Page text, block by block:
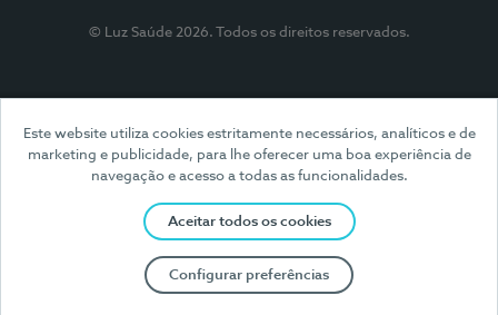
Este website utiliza cookies estritamente necessários, analíticos e de
marketing e publicidade, para lhe oferecer uma boa experiência de
navegação e acesso a todas as funcionalidades.
Aceitar todos os cookies
Configurar preferências
© Luz Saúde 2026. Todos os direitos reservados.